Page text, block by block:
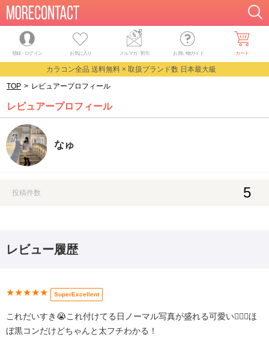
登録・ログイン お気に入り メルマガ・割引 お買い物ガイド カート
カラコン全品 送料無料 × 取扱ブランド数 日本最大級
TOP > レビュアープロフィール
レビュアープロフィール
なゅ
投稿件数 5
レビュー履歴
★★★★★ SuperExcellent
これだいすき😭これ付けてる日ノーマル写真が盛れる可愛い👍🏻💕ほ
ぼ黒コンだけどちゃんと太フチわかる！